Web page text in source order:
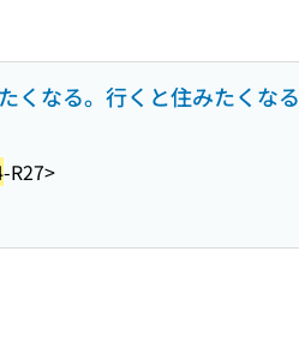
くなる。行くと住みたくなる
-R27>